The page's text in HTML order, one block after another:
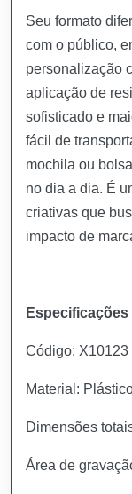
Seu formato
com o público,
personalização
aplicação de
sofisticado e
fácil de
mochila ou
no dia a dia. É
criativas que
impacto de
Especificações
Código: X10123
Material:
Dimensões
Área de